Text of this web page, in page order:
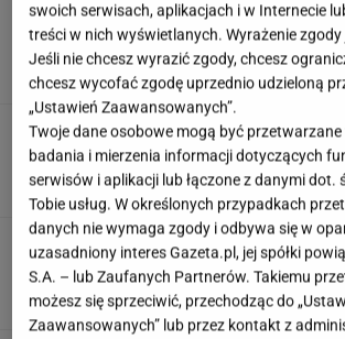
Ambasada wydała pilny
wpadają w tę samą pułapkę
Rozjuszony Olbrychski
"To jest naplucie mi w
Żyłeś w PRL-u? Sprawdź w
pamiętasz te programy
swoich serwisach, aplikacjach i w Internecie
treści w nich wyświetlanych. Wyrażenie
Jeśli nie chcesz wyrazić zgody, chcesz
chcesz wycofać zgodę uprzednio udzieloną
„Ustawień Zaawansowanych”.
Twoje dane osobowe mogą być przetwarzane
badania i mierzenia informacji dotyczących
serwisów i aplikacji lub łączone z danymi dot.
Tobie usług. W określonych przypadkach
danych nie wymaga zgody i odbywa się w
uzasadniony interes Gazeta.pl, jej spółki
S.A. – lub Zaufanych Partnerów. Takiemu
możesz się sprzeciwić, przechodząc do
Zaawansowanych” lub przez kontakt z